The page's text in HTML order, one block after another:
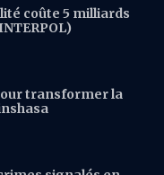
coûte 5 milliards
transformer la